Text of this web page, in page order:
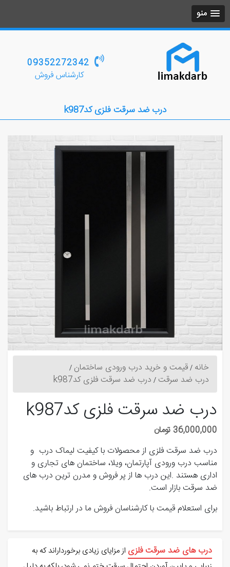
منو
درب ضد سرقت فلزی کدk987
09352272342
کارشناس فروش
خانه قیمت و خرید درب ورودی ساختمان
درب ضد سرقت درب ضد سرقت فلزی کدk987
درب ضد سرقت فلزی کدk987
36,000,000 تومان
درب ضد سرقت فلزی از محصولات با کیفیت لیماک درب و
مناسب درب ورودی آپارتمان، ویلا، ساختمان های تجاری و
اداری هستند .این درب ها از پر فروش و مدرن ترین درب های
ضد سرقت بازار است.
برای استعلام قیمت با کارشناسان فروش ما در ارتباط باشید.
درب های ضد سرقت فلزی از مزایای زیادی برخورداراند که به